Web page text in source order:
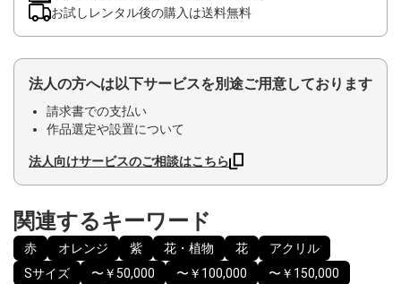
お試しレンタル後の購入は送料無料
法人の方へは以下サービスを別途ご用意しております
請求書での支払い
作品選定や設置について
法人向けサービスのご相談はこちら
関連するキーワード
赤 オレンジ 紫 花・植物 花
アクリル
Sサイズ
〜￥50,000 〜￥100,000
〜￥150,000